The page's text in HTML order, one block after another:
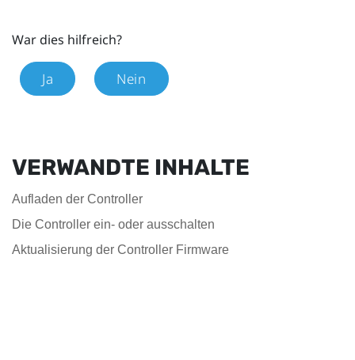
War dies hilfreich?
Ja Nein
VERWANDTE INHALTE
Aufladen der Controller
Die Controller ein- oder ausschalten
Aktualisierung der Controller Firmware